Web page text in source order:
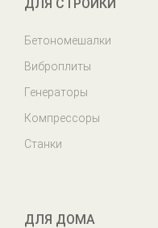
ДЛЯ СТРОЙКИ
Бетономешалки
Виброплиты
Генераторы
Компрессоры
Станки
ДЛЯ ДОМА